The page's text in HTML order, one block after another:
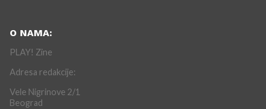
O NAMA:
PLAY! Zine
Adresa redakcije:
Vele Nigrinove 2/1
Beograd